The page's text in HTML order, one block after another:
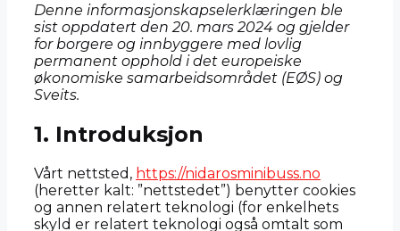
Denne informasjonskapselerklæringen ble
sist oppdatert den 20. mars 2024 og gjelder
for borgere og innbyggere med lovlig
permanent opphold i det europeiske
økonomiske samarbeidsområdet (EØS) og
Sveits.
1. Introduksjon
Vårt nettsted, https://nidarosminibuss.no
(heretter kalt: ”nettstedet”) benytter cookies
og annen relatert teknologi (for enkelhets
skyld er relatert teknologi også omtalt som